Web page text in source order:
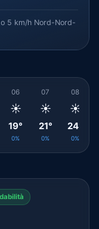
5 km/h Nord-Nord-
06
☀️
19°
0%
07
☀️
21°
0%
08
☀️
24°
0%